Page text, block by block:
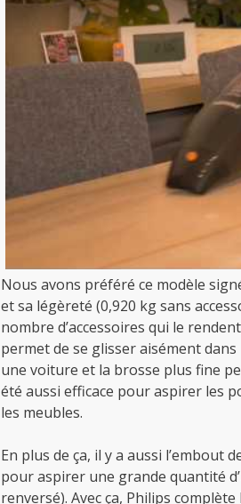
Nous avons préféré ce modèle
et sa légèreté (0,920 kg sans
nombre d’accessoires qui le
permet de se glisser aisément
une voiture et la brosse plus fine
été aussi efficace pour aspirer les
les meubles.
En plus de ça, il y a aussi l’embout
pour aspirer une grande quantité
renversé). Avec ça, Philips